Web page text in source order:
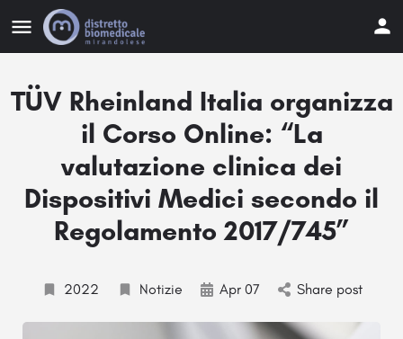
TÜV Rheinland Italia organizza
il Corso Online: “La
valutazione clinica dei
Dispositivi Medici secondo il
Regolamento 2017/745”
2022 Notizie Apr 07 Share post